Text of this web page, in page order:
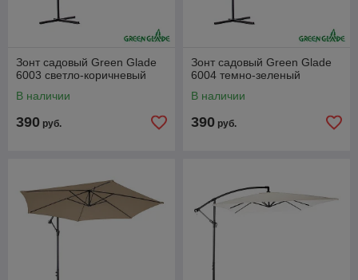
Зонт садовый Green Glade
6003 светло-коричневый
В наличии
390 руб.
Зонт садовый Green Glade
6004 темно-зеленый
В наличии
390 руб.